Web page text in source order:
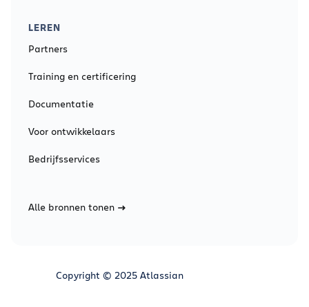
LEREN
Partners
Training en certificering
Documentatie
Voor ontwikkelaars
Bedrijfsservices
Alle bronnen tonen
Copyright © 2025 Atlassian